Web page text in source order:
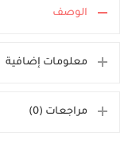
الوصف
معلومات إضافية
مراجعات (0)